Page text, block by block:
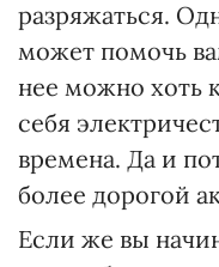
разряжаться.
может помочь
нее можно хоть
себя
времена. Да и
более дорогой
Если же вы